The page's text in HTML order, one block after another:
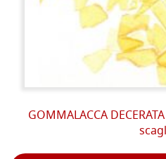
GOMMALACCA